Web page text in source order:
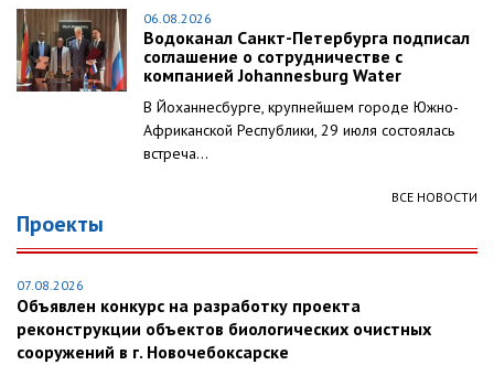
06.08.2026
Водоканал Санкт-Петербурга подписал
соглашение о сотрудничестве с
компанией Johannesburg Water
В Йоханнесбурге, крупнейшем городе Южно-
Африканской Республики, 29 июля состоялась
встреча...
ВСЕ НОВОСТИ
Проекты
07.08.2026
Объявлен конкурс на разработку проекта
реконструкции объектов биологических очистных
сооружений в г. Новочебоксарске